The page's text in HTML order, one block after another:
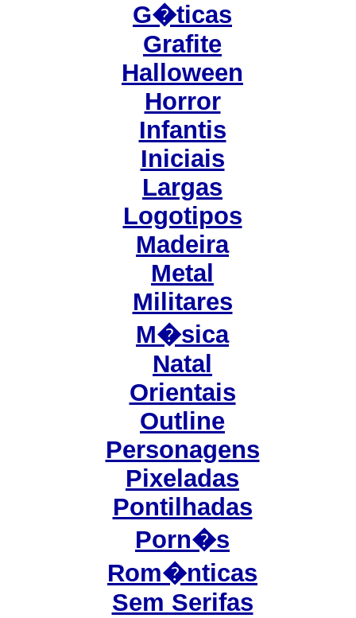
G�ticas
Grafite
Halloween
Horror
Infantis
Iniciais
Largas
Logotipos
Madeira
Metal
Militares
M�sica
Natal
Orientais
Outline
Personagens
Pixeladas
Pontilhadas
Porn�s
Rom�nticas
Sem Serifas